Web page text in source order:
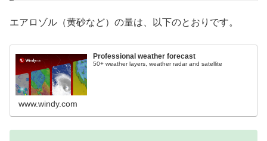
エアロゾル（黄砂など）の量は、以下のとおりです。
Professional weather forecast
50+ weather layers, weather radar and satellite
www.windy.com